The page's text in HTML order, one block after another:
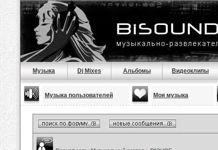
Музыка Dj Mixes Альбомы Видеоклипы
Музыка пользователей Моя музыка